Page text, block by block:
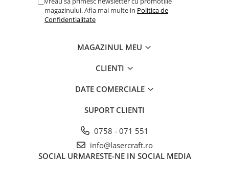
magazinului. Afla mai multe in Politica de
Confidentialitate
MAGAZINUL MEU
CLIENTI
DATE COMERCIALE
SUPORT CLIENTI
0758 - 071 551
info@lasercraft.ro
SOCIAL URMARESTE-NE IN SOCIAL MEDIA